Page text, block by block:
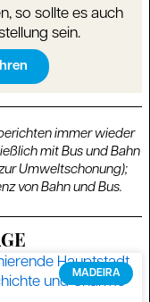
so sollte es auch
sein.
immer wieder
mit Bus und Bahn
Umweltschonung);
von Bahn und Bus.
MADEIRA